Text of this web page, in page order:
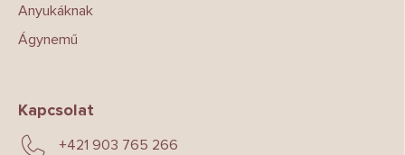
Anyukáknak
Ágynemű
Kapcsolat
+421 903 765 266